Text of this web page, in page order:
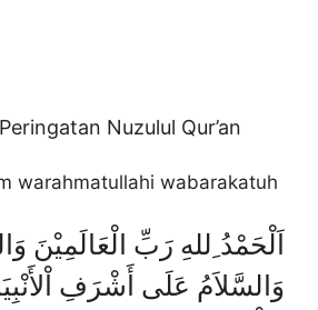
Nuzulul Qur’an
warahmatullahi wabarakatuh
اَلْحَمْدُ ِللهِ رَبِّ الْعَالَمِيْنَ
وَالسَّلاَمُ عَلَى أَشْرَفِ